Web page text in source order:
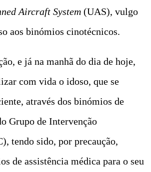
Aircraft System (UAS), vulgo
aos binómios cinotécnicos.
e já na manhã do dia de hoje,
com vida o idoso, que se
através dos binómios de
Grupo de Intervenção
tendo sido, por precaução,
de assistência médica para o seu